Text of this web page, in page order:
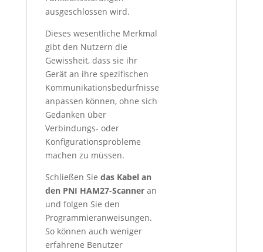
ausgeschlossen wird.
Dieses wesentliche Merkmal
gibt den Nutzern die
Gewissheit, dass sie ihr
Gerät an ihre spezifischen
Kommunikationsbedürfnisse
anpassen können, ohne sich
Gedanken über
Verbindungs- oder
Konfigurationsprobleme
machen zu müssen.
Schließen Sie das Kabel an
den PNI HAM27-Scanneran
und folgen Sie den
Programmieranweisungen.
So können auch weniger
erfahrene Benutzer